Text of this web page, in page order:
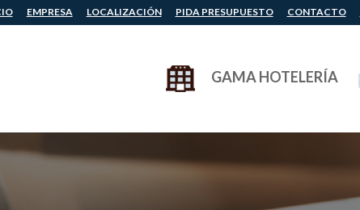
EMPRESA LOCALIZACIÓN PIDA PRESUPUESTO CONTACTO
GAMA HOTELERÍA